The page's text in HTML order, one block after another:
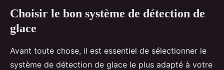
Choisir le bon système de détection de
glace
Avant toute chose, il est essentiel de sélectionner le
système de détection de glace le plus adapté à votre